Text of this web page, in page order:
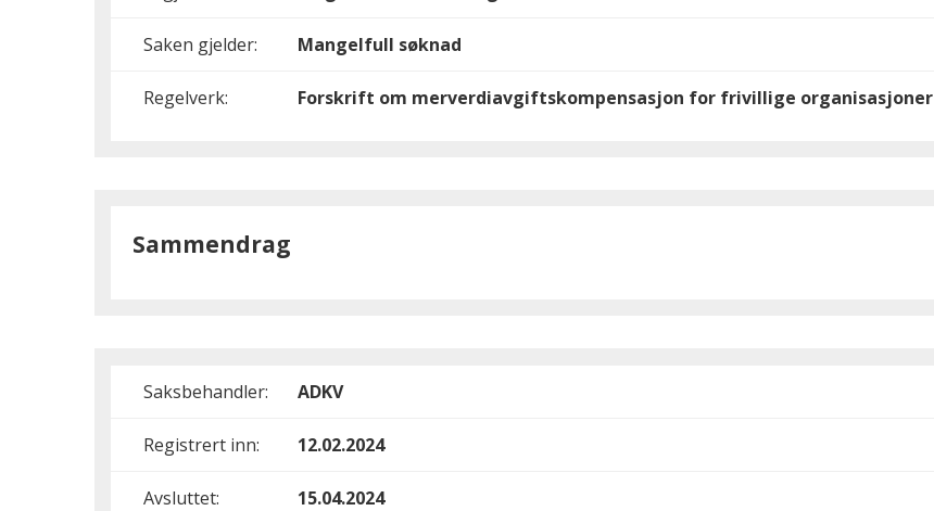
Saken gjelder: Mangelfull søknad
Regelverk: Forskrift om merverdiavgiftskompensasjon for frivillige organisasjoner
Sammendrag
Saksbehandler: ADKV
Registrert inn: 12.02.2024
Avsluttet: 15.04.2024